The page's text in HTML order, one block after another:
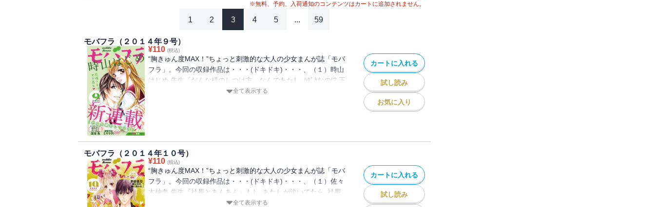
陽丘ハオ「一度絶望したので無敵彼女になりました」
私以外の女心は、一生わからなくていいの…☆ 強がりOLは、マイペース彼氏の合コン現場に遭遇してジェラ
シー!? からの熱あまシャワープレイ☆
※無料、予約、入荷通知のコンテンツはカートに追加されません。
1 2 3 4 5 ... 59
モバフラ（２０１４年９号）
¥110 (税込)
“胸きゅん度MAX！”ちょっと刺激的な大人の少女まんが誌「モバ
フラ」。今回の収録作品は・・・(ドキドキ)・・・、（１）時山
はじめ 先生『だんな様のしつけ方』なんであたし､ﾊﾀﾞｶなの!? 王
子様みたいな優雅さんにﾌﾟﾛﾎﾟｰｽﾞされて､女子高生の真子が電撃
『濃蜜兄妹』陸ちゃんの唇､やわらかかった｡触り方もなんか､ｴﾛ
くて・・・｡お兄ちゃんみたいな陸ちゃんと､恋なんてないって思
ってたの｡終わる関係より､ずっと一緒にいたかったから｡なのに､
ｷｽされて､ｴｯﾁっぽいことされて・・・ﾄﾞｷﾄﾞｷして､壊れそう｡ね
ぇ､今夜は帰らないで・・・? 初希と陸ちゃんの幼なじみのﾗﾌﾞ､
全て表示する
カートに入れる
試し読み
お気に入り
モバフラ（２０１４年１０号）
¥110 (税込)
“胸きゅん度MAX！”ちょっと刺激的な大人の少女まんが誌「モバ
フラ」。今回の収録作品は・・・(ドキドキ)・・・、（１）佐々
木柚奈 先生『社長とあんあん』もし､あたしが泣いてたら｡社長
は強引にｷｽしてくる｡うでの中で､めちゃめちゃにとろかしてくれ
全て表示する
カートに入れる
試し読み